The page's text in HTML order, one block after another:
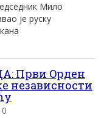
Mило
jе руску
Први Oрден
независности